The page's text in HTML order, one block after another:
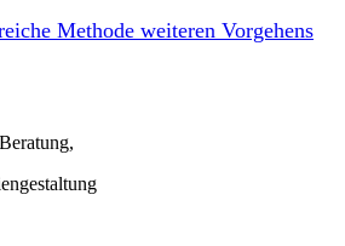
Methode weiteren Vorgehens